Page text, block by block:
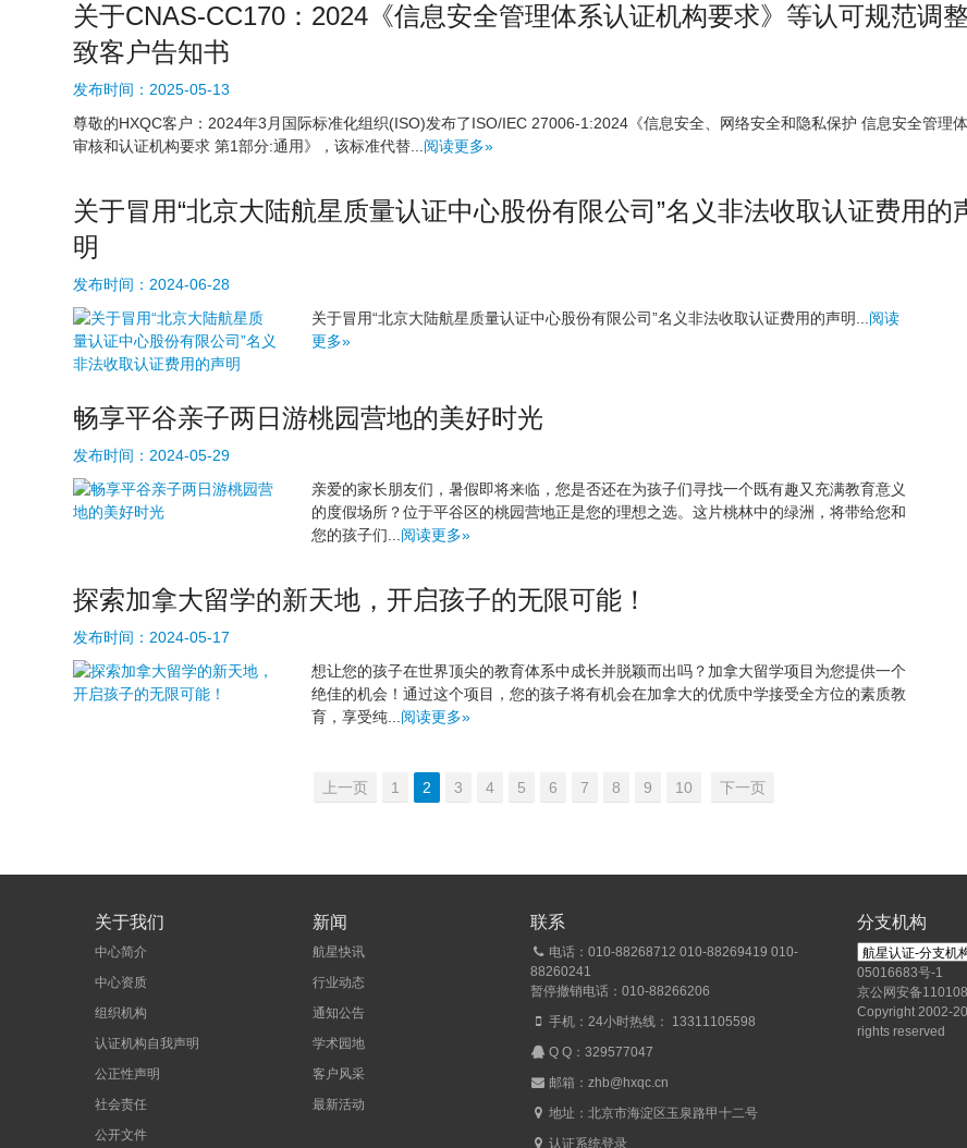
关于CNAS-CC170：2024《信息安全管理体系认证机构要求》等认可规范调整
致客户告知书
发布时间： 2025-05-13
尊敬的HXQC客户：2024年3月国际标准化组织(ISO)发布了ISO/IEC 27006-1:2024《信息安全、网络安全和隐私保护 信息安全管理
审核和认证机构要求 第1部分:通用》，该标准代替... 阅读更多»
关于冒用“北京大陆航星质量认证中心股份有限公司”名义非法收取认证费用的
明
发布时间： 2024-06-28
关于冒用“北京大陆航星质量认证中心股份有限公司”名义非法收取认证费用的声明... 阅读
更多»
畅享平谷亲子两日游桃园营地的美好时光
发布时间： 2024-05-29
亲爱的家长朋友们，暑假即将来临，您是否还在为孩子们寻找一个既有趣又充满教育意义
的度假场所？位于平谷区的桃园营地正是您的理想之选。这片桃林中的绿洲，将带给您和
您的孩子们... 阅读更多»
探索加拿大留学的新天地，开启孩子的无限可能！
发布时间： 2024-05-17
想让您的孩子在世界顶尖的教育体系中成长并脱颖而出吗？加拿大留学项目为您提供一个
绝佳的机会！通过这个项目，您的孩子将有机会在加拿大的优质中学接受全方位的素质教
育，享受纯... 阅读更多»
上一页 1 2 3 4 5 6 7 8 9 10 下一页
关于我们
中心简介
中心资质
组织机构
认证机构自我声明
公正性声明
社会责任
公开文件
新闻
航星快讯
行业动态
通知公告
学术园地
客户风采
最新活动
联系
电话：010-88268712 010-88269419 010-
88260241
暂停撤销电话：010-88266206
手机：24小时热线： 13311105598
Q Q： 329577047
邮箱：zhb@hxqc.cn
地址：北京市海淀区玉泉路甲十二号
认证系统登录
分支机构
05016683号-1
京公网安备
Copyright 2002-
rights reserved